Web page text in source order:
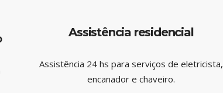
Assistência residencial
Assistência 24 hs para serviços de eletricista,
encanador e chaveiro.